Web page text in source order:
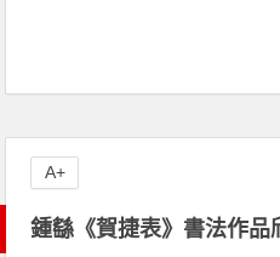
鍾繇《賀捷表》書法作品
A+